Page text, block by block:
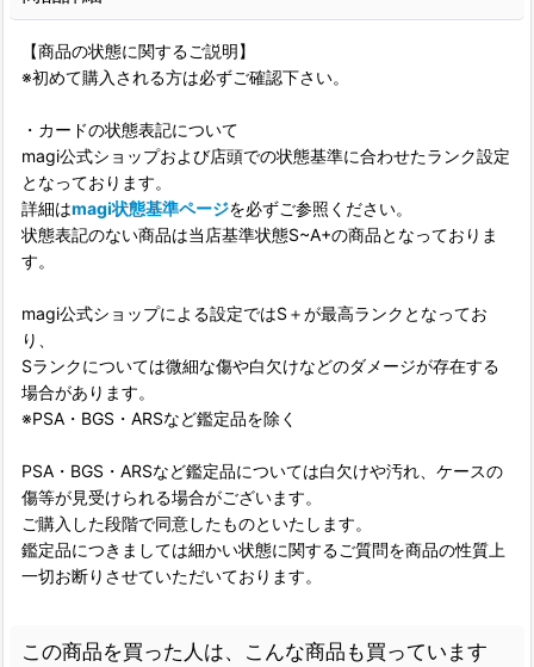
【商品の状態に関するご説明】
※初めて購入される方は必ずご確認下さい。
・カードの状態表記について
magi公式ショップおよび店頭での状態基準に合わせたランク設定
となっております。
詳細はmagi状態基準ページを必ずご参照ください。
状態表記のない商品は当店基準状態S~A+の商品となっておりま
す。
magi公式ショップによる設定ではS＋が最高ランクとなってお
り、
Sランクについては微細な傷や白欠けなどのダメージが存在する
場合があります。
※PSA・BGS・ARSなど鑑定品を除く
PSA・BGS・ARSなど鑑定品については白欠けや汚れ、ケースの
傷等が見受けられる場合がございます。
ご購入した段階で同意したものといたします。
鑑定品につきましては細かい状態に関するご質問を商品の性質上
一切お断りさせていただいております。
この商品を買った人は、こんな商品も買っています